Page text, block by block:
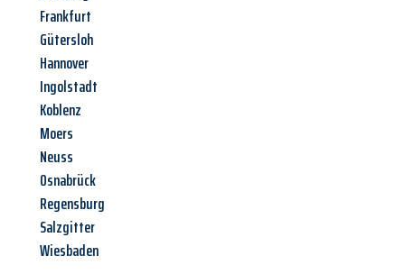
Frankfurt
Gütersloh
Hannover
Ingolstadt
Koblenz
Moers
Neuss
Osnabrück
Regensburg
Salzgitter
Wiesbaden